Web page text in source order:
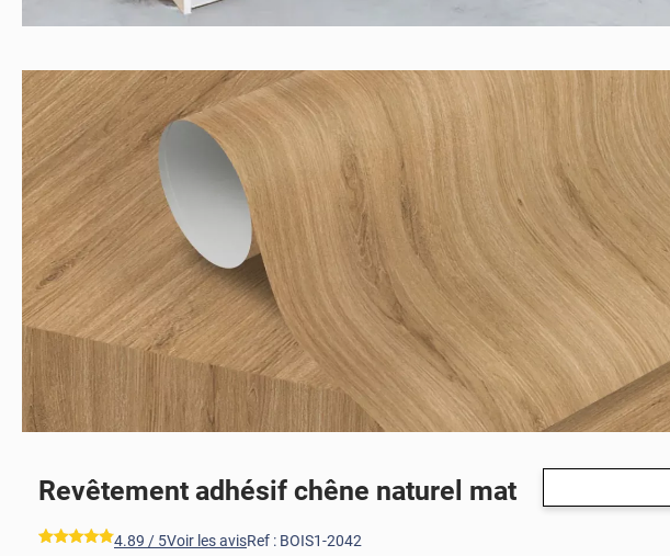
Revêtement adhésif chêne naturel mat
*****
4.89 / 5Voir les avisRef : BOIS1-2042